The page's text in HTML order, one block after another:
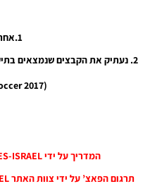
1.אחרי שהורדנו את קובץ RAR נחלץ אותו.
(E:Program Files (x86)Pro Evolution Soccer 2017)
המדריך על ידי PES-ISRAEL אין לגנוב/לעתיק בלי אישור ובלי קרדיט העבריין יענש.
תרגום הפאצ’ על ידי צוות האתר PES-ISRAEL אין לגנוב/לעתיק בלי אישור ובלי קרדיט העבריין יענש!